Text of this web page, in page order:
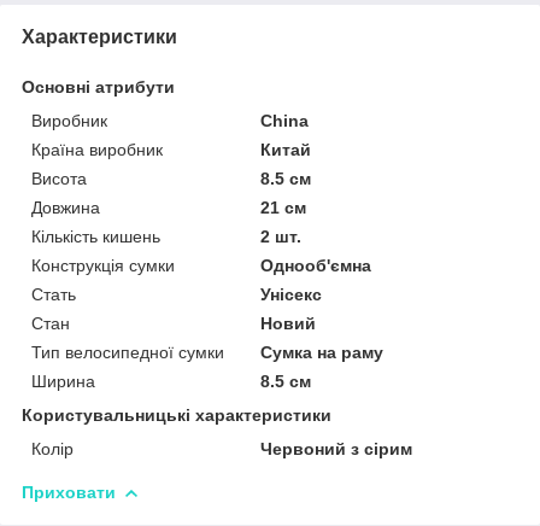
Характеристики
Основні атрибути
Виробник
China
Країна виробник
Китай
Висота
8.5 см
Довжина
21 см
Кількість кишень
2 шт.
Конструкція сумки
Однооб'ємна
Стать
Унісекс
Стан
Новий
Тип велосипедної сумки
Сумка на раму
Ширина
8.5 см
Користувальницькі характеристики
Колір
Червоний з сірим
Приховати